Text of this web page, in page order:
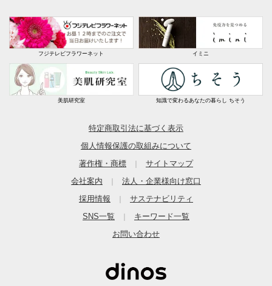
フジテレビフラワーネット イミニ
美肌研究室 知識で変わるあなたの暮らし ちそう
特定商取引法に基づく表示
個人情報保護の取組みについて
著作権・商標
｜
サイトマップ
会社案内
｜
法人・企業様向け窓口
採用情報
｜
サステナビリティ
SNS一覧
｜
キーワード一覧
お問い合わせ